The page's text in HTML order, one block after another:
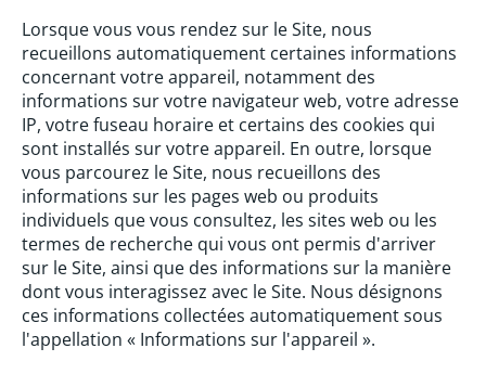
Lorsque vous vous rendez sur le Site, nous
recueillons automatiquement certaines informations
concernant votre appareil, notamment des
informations sur votre navigateur web, votre adresse
IP, votre fuseau horaire et certains des cookies qui
sont installés sur votre appareil. En outre, lorsque
vous parcourez le Site, nous recueillons des
informations sur les pages web ou produits
individuels que vous consultez, les sites web ou les
termes de recherche qui vous ont permis d'arriver
sur le Site, ainsi que des informations sur la manière
dont vous interagissez avec le Site. Nous désignons
ces informations collectées automatiquement sous
l'appellation « Informations sur l'appareil ».